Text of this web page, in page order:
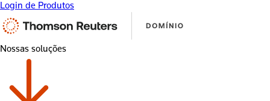
Login de Produtos
Nossas soluções